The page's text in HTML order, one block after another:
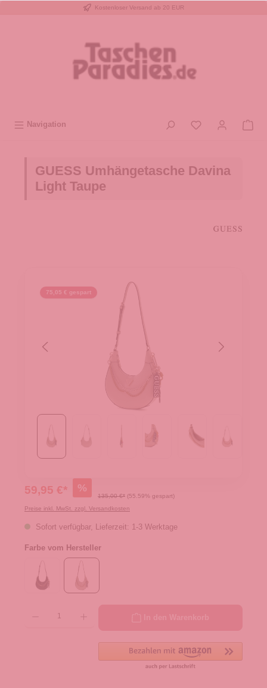
Kostenloser Versand ab 20 EUR
Navigation
GUESS Umhängetasche Davina
Light Taupe
75,05 € gespart
59,95 €* %
135,00 €* (55.59% gespart)
Preise inkl. MwSt. zzgl. Versandkosten
Sofort verfügbar, Lieferzeit: 1-3 Werktage
Farbe vom Hersteller